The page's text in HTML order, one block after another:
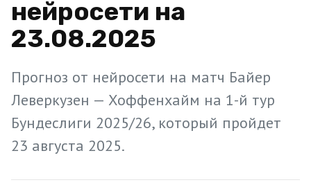
нейросети на
23.08.2025
Прогноз от нейросети на матч Байер
Леверкузен — Хоффенхайм на 1-й тур
Бундеслиги 2025/26, который пройдет
23 августа 2025.